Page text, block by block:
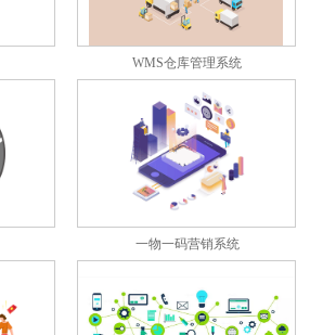
WMS仓库管理系统
一物一码营销系统